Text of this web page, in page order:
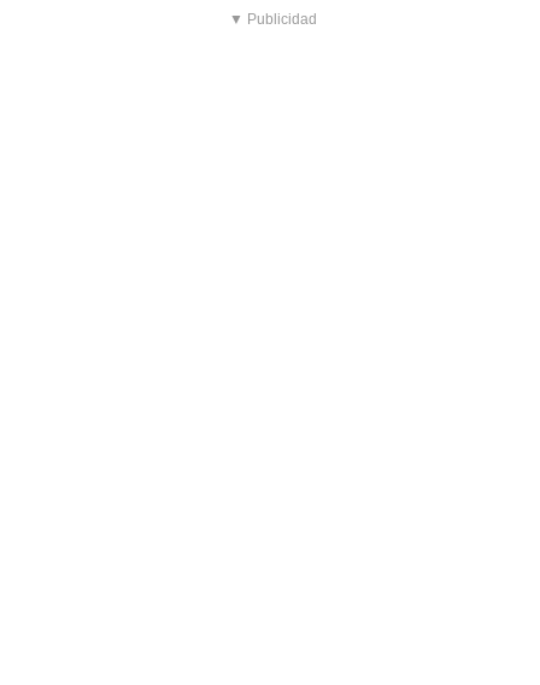
▼ Publicidad